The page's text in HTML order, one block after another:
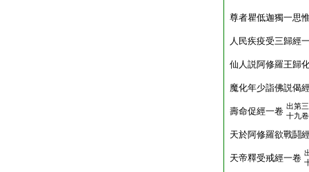
尊者瞿低迦獨一思
人民疾疫受三歸經
仙人説阿修羅王歸
魔化年少詣佛説偈
壽命促經一卷 出第三
十九卷
天於阿修羅欲戰鬪
天帝釋受戒經一卷